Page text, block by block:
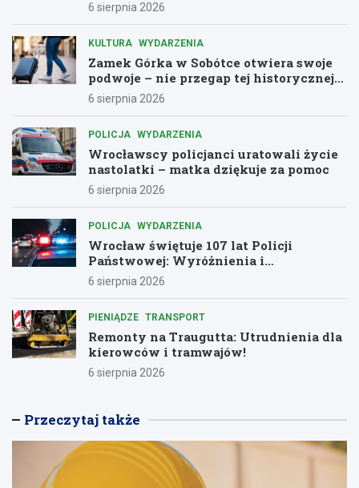
6 sierpnia 2026
KULTURA WYDARZENIA
Zamek Górka w Sobótce otwiera swoje
podwoje – nie przegap tej historycznej
przygody!
6 sierpnia 2026
POLICJA WYDARZENIA
Wrocławscy policjanci uratowali życie
nastolatki – matka dziękuje za pomoc
6 sierpnia 2026
POLICJA WYDARZENIA
Wrocław świętuje 107 lat Policji
Państwowej: Wyróżnienia i
podziękowania dla bohaterów służby
6 sierpnia 2026
PIENIĄDZE TRANSPORT
Remonty na Traugutta: Utrudnienia dla
kierowców i tramwajów!
6 sierpnia 2026
Przeczytaj także